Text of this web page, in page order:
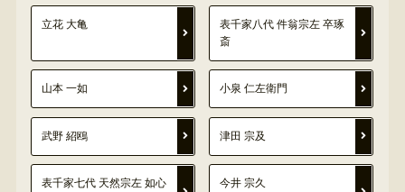
立花 大亀
表千家八代 件翁宗左 卒琢
斎
山本 一如 小泉 仁左衛門
武野 紹鴎 津田 宗及
表千家七代 天然宗左 如心
今井 宗久